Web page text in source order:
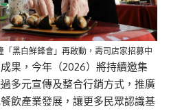
「黑白鮮鋒會」再啟動，壽司店家招募中
果，今年（2026）將持續邀集
多元宣傳及整合行銷方式，推廣
飲產業發展，讓更多民眾認識基